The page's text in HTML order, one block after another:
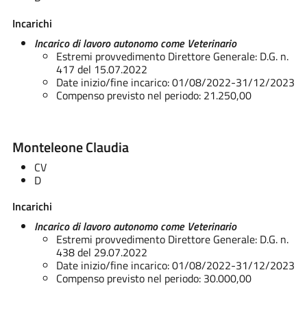
Incarichi
Incarico di lavoro autonomo come Veterinario
Estremi provvedimento Direttore Generale: D.G. n.
417 del 15.07.2022
Date inizio/fine incarico: 01/08/2022-31/12/2023
Compenso previsto nel periodo: 21.250,00
Monteleone Claudia
CV
D
Incarichi
Incarico di lavoro autonomo come Veterinario
Estremi provvedimento Direttore Generale: D.G. n.
438 del 29.07.2022
Date inizio/fine incarico: 01/08/2022-31/12/2023
Compenso previsto nel periodo: 30.000,00